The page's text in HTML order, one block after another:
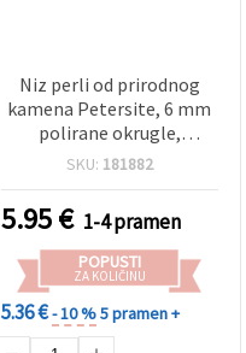
Niz perli od prirodnog
kamena Petersite, 6 mm
polirane okrugle,
višebojni zemljani tonovi
SKU: 181882
5.95€ 1-4 pramen
POPUSTI
ZA KOLIČINU
5.36 €- 10 %5 pramen +